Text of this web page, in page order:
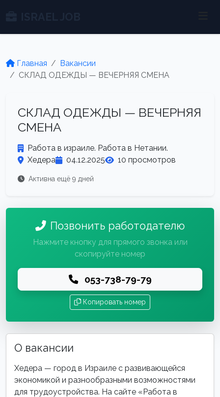
Главная
Вакансии
СКЛАД ОДЕЖДЫ — ВЕЧЕРНЯЯ СМЕНА
СКЛАД ОДЕЖДЫ — ВЕЧЕРНЯЯ
СМЕНА
Работа в израиле. Работа в Нетании.
Хедера
04.12.2025 10 просмотров
Активна ещё 9 дней
Позвонить работодателю
Нажмите кнопку для прямого звонка или
скопируйте номер
053-738-79-79
Копировать номер
О вакансии
Хедера — город в Израиле с развивающейся
экономикой и разнообразными возможностями
для трудоустройства. На сайте «Работа в